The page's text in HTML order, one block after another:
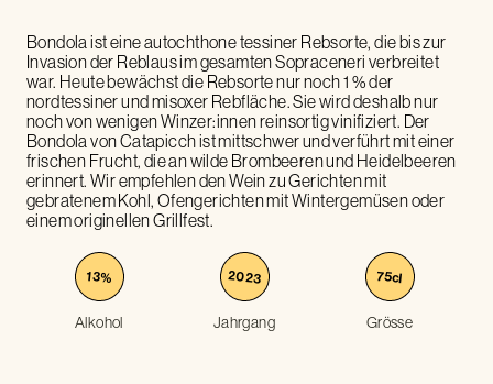
Bondola ist eine autochthone tessiner Rebsorte, die bis zur
Invasion der Reblaus im gesamten Sopraceneri verbreitet
war. Heute bewächst die Rebsorte nur noch 1 % der
nordtessiner und misoxer Rebfläche. Sie wird deshalb nur
noch von wenigen Winzer:innen reinsortig vinifiziert. Der
Bondola von Catapicch ist mittschwer und verführt mit einer
frischen Frucht, die an wilde Brombeeren und Heidelbeeren
erinnert. Wir empfehlen den Wein zu Gerichten mit
gebratenem Kohl, Ofengerichten mit Wintergemüsen oder
einem originellen Grillfest.
13%
Alkohol
2023
Jahrgang
75cl
Grösse